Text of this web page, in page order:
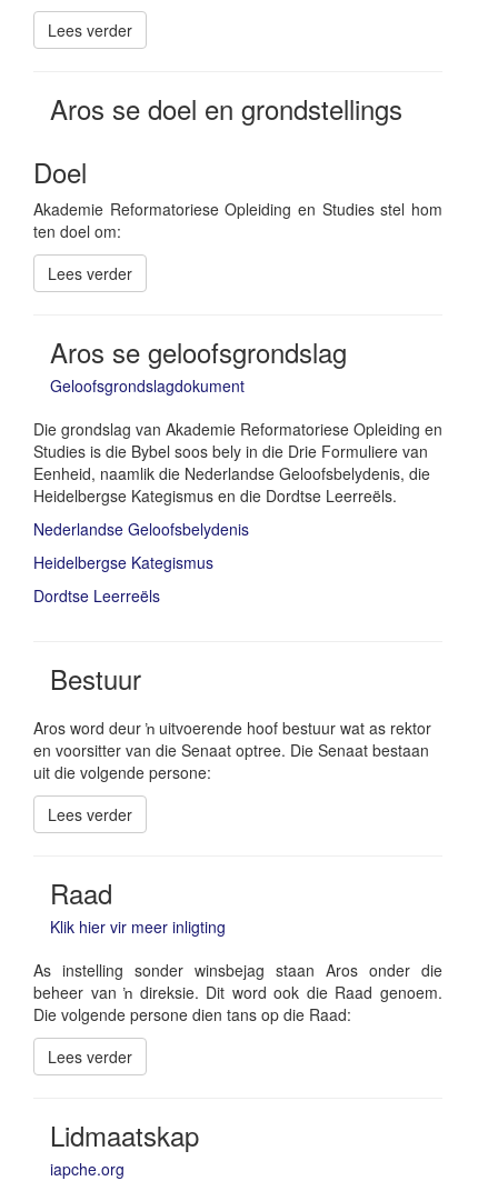
Lees verder
Aros se doel en grondstellings
Doel
Akademie Reformatoriese Opleiding en Studies stel hom
ten doel om:
Lees verder
Aros se geloofsgrondslag
Geloofsgrondslagdokument
Die grondslag van Akademie Reformatoriese Opleiding en
Studies is die Bybel soos bely in die Drie Formuliere van
Eenheid, naamlik die Nederlandse Geloofsbelydenis, die
Heidelbergse Kategismus en die Dordtse Leerreëls.
Nederlandse Geloofsbelydenis
Heidelbergse Kategismus
Dordtse Leerreëls
Bestuur
Aros word deur ŉ uitvoerende hoof bestuur wat as rektor
en voorsitter van die Senaat optree. Die Senaat bestaan
uit die volgende persone:
Lees verder
Raad
Klik hier vir meer inligting
As instelling sonder winsbejag staan Aros onder die
beheer van ŉ direksie. Dit word ook die Raad genoem.
Die volgende persone dien tans op die Raad:
Lees verder
Lidmaatskap
iapche.org